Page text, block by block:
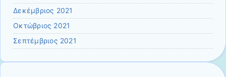
Δεκέμβριος 2021
Οκτώβριος 2021
Σεπτέμβριος 2021